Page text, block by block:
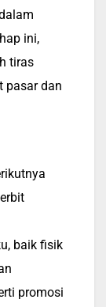
ini,
tiras
pasar dan
baik fisik
promosi